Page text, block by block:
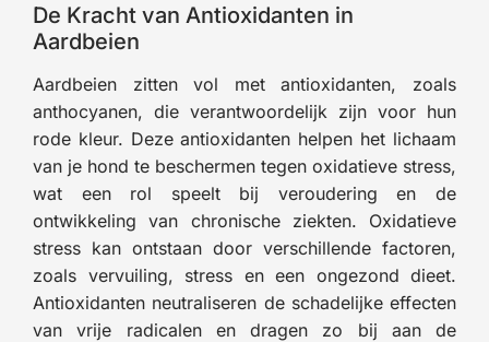
De Kracht van Antioxidanten in
Aardbeien
Aardbeien zitten vol met antioxidanten, zoals
anthocyanen, die verantwoordelijk zijn voor hun
rode kleur. Deze antioxidanten helpen het lichaam
van je hond te beschermen tegen oxidatieve stress,
wat een rol speelt bij veroudering en de
ontwikkeling van chronische ziekten. Oxidatieve
stress kan ontstaan door verschillende factoren,
zoals vervuiling, stress en een ongezond dieet.
Antioxidanten neutraliseren de schadelijke effecten
van vrije radicalen en dragen zo bij aan de